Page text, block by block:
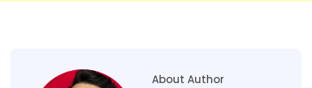
About Author